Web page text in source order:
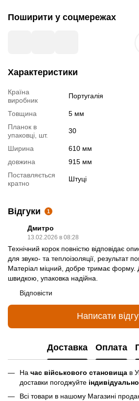
Поширити у соцмережах
Характеристики
Країна
виробник
Португалія
Товщина
5 мм
Планок в
упаковці, шт.
30
Ширина
610 мм
довжина
915 мм
Поставляється
кратно
Штуці
Відгуки 1
Дмитро
13.02.2026 в 08:28
Технічний корок повністю відповідає
для звуко- та теплоізоляції, результат
Матеріал міцний, добре тримає форму.
швидкою, упаковка надійна.
Відповісти
Написати
Доставка Оплата
На час військового становища в
доставки погоджуйте
Всі товари в нашому Магазині